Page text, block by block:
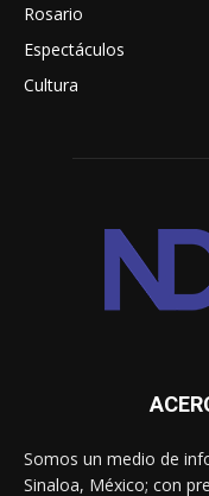
Rosario
Espectáculos
Cultura
Somos un medio de
Sinaloa, México; con